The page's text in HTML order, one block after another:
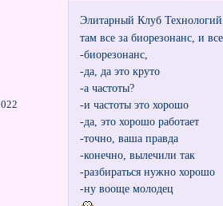
Элитарный Клуб
там все за биорезонанс, и
-биорезонанс,
-да, да это круто
-а частоты?
-и частоты это хорошо
-да, это хорошо работает
-точно, ваша правда
-конечно, вылечили так
-разбираться нужно хорошо
-ну вооще молодец